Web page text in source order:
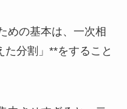
めの基本は、一次相
分割」**をすること